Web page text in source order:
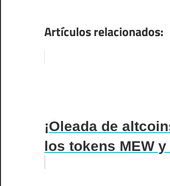
Artículos relacionados:
¡Oleada de
los tokens MEW y